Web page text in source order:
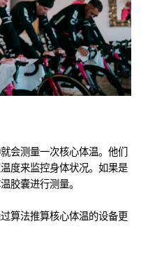
会测量一次核心体温。他们
度来监控身体状况。如果是
胶囊进行测量。
算法推算核心体温的设备更